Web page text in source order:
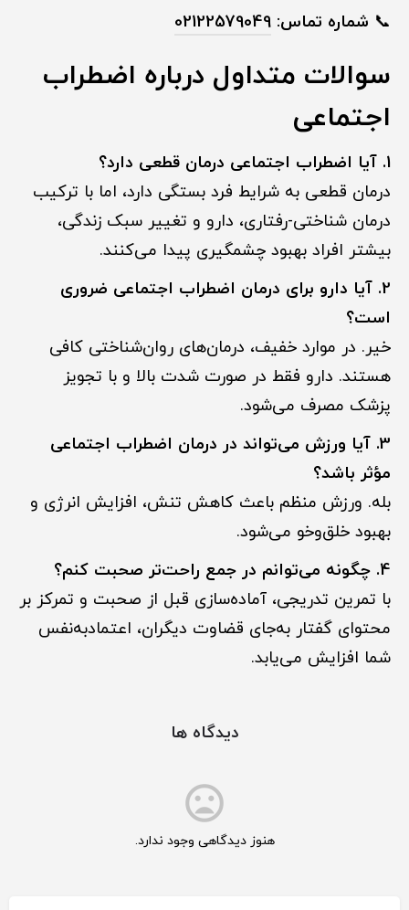
📞 شماره تماس: 02122579049
سوالات متداول درباره اضطراب
اجتماعی
1. آیا اضطراب اجتماعی درمان قطعی دارد؟
درمان قطعی به شرایط فرد بستگی دارد، اما با ترکیب
درمان شناختی-رفتاری، دارو و تغییر سبک زندگی،
بیشتر افراد بهبود چشمگیری پیدا می‌کنند.
2. آیا دارو برای درمان اضطراب اجتماعی ضروری
است؟
خیر. در موارد خفیف، درمان‌های روان‌شناختی کافی
هستند. دارو فقط در صورت شدت بالا و با تجویز
پزشک مصرف می‌شود.
3. آیا ورزش می‌تواند در درمان اضطراب اجتماعی
مؤثر باشد؟
بله. ورزش منظم باعث کاهش تنش، افزایش انرژی و
بهبود خلق‌و‌خو می‌شود.
4. چگونه می‌توانم در جمع راحت‌تر صحبت کنم؟
با تمرین تدریجی، آماده‌سازی قبل از صحبت و تمرکز بر
محتوای گفتار به‌جای قضاوت دیگران، اعتمادبه‌نفس
شما افزایش می‌یابد.
دیدگاه ها
هنوز دیدگاهی وجود ندارد.